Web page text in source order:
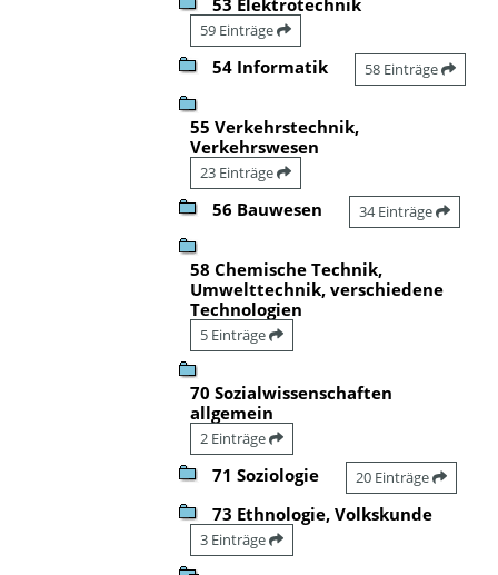
59 Einträge
54 Informatik 58 Einträge
55 Verkehrstechnik,
Verkehrswesen
23 Einträge
56 Bauwesen 34 Einträge
58 Chemische Technik,
Umwelttechnik, verschiedene
Technologien
5 Einträge
70 Sozialwissenschaften
allgemein
2 Einträge
71 Soziologie 20 Einträge
73 Ethnologie, Volkskunde
3 Einträge